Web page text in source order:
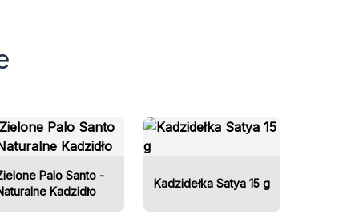
Palo Santo -
Kadzidło
Kadzidełka Satya 15 g